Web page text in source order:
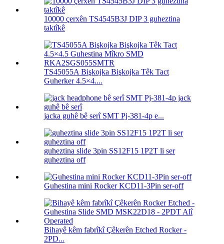
10000 çerxên TS4545B3J DIP 3 guheztina
taktîkê
TS45055A Bişkojka Bişkojka Têk Tact
Guherker 4.5×4....
jacka guhê bê serî SMT Pj-381-4p e...
guheztina slide 3pin SS12F15 1P2T li ser
guheztina off
Guhestina mini Rocker KCD11-3Pin ser-off
Bihayê kêm fabrîkî Çêkerên Etched Rocker -
2PD...